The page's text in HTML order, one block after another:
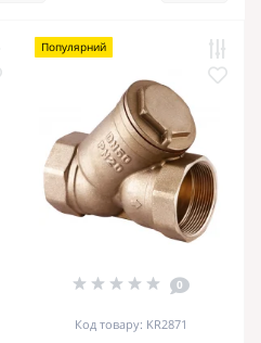
Популярний
0
Код товару: KR2871